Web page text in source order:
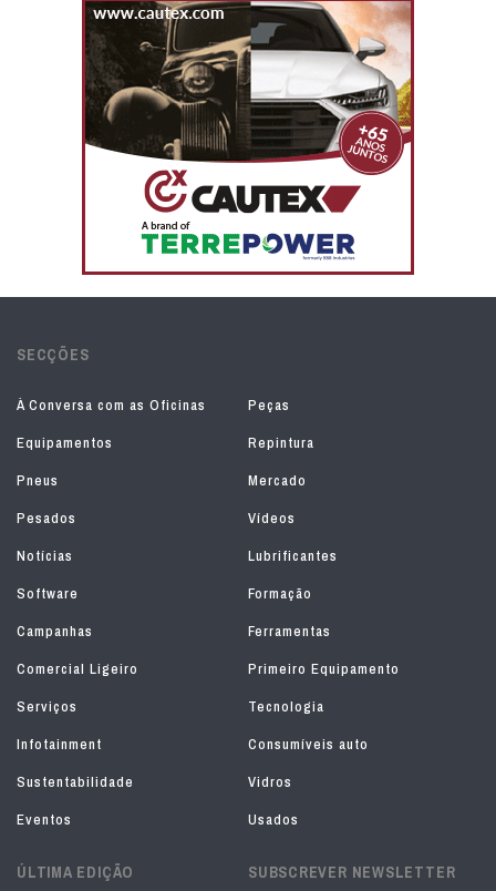
SECÇÕES
À Conversa com as Oficinas
Peças
Equipamentos
Repintura
Pneus
Mercado
Pesados
Vídeos
Notícias
Lubrificantes
Software
Formação
Campanhas
Ferramentas
Comercial Ligeiro
Primeiro Equipamento
Serviços
Tecnologia
Infotainment
Consumíveis auto
Sustentabilidade
Vidros
Eventos
Usados
ÚLTIMA EDIÇÃO SUBSCREVER NEWSLETTER